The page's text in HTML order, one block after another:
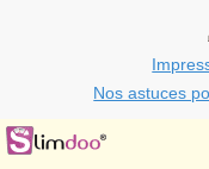
Nos astuces